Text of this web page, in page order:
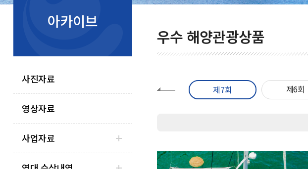
아카이브
사진자료
영상자료
사업자료
우수 해양관광상품
제8회 제7회 제6회